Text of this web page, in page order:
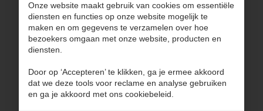
+32 (0)477 49 22 29
info@geomeasure.be
BE 0746.454.293
Onze website maakt gebruik van cookies om essentiële
diensten en functies op onze website mogelijk te
maken en om gegevens te verzamelen over hoe
bezoekers omgaan met onze website, producten en
diensten.
Door op ‘Accepteren’ te klikken, ga je ermee akkoord
dat we deze tools voor reclame en analyse gebruiken
en ga je akkoord met ons cookiebeleid.